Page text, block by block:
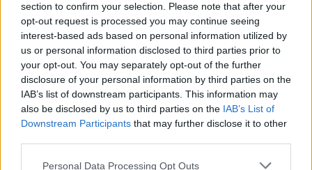
section to confirm your selection. Please note that after your
opt-out request is processed you may continue seeing
interest-based ads based on personal information utilized by
us or personal information disclosed to third parties prior to
your opt-out. You may separately opt-out of the further
disclosure of your personal information by third parties on the
IAB’s list of downstream participants. This information may
also be disclosed by us to third parties on the IAB’s List of
Downstream Participants that may further disclose it to other
Personal Data Processing Opt Outs
Γιάννης Χατζής, πρόεδρος ΠΟΞ: «Ο ελληνικός
τουρισμός άντεξε τις διεθνείς κρίσεις, αλλά
χρειάζονται γενναίες αλλαγές για να παραμείνει
ανταγωνιστικός» (ηχητικό)